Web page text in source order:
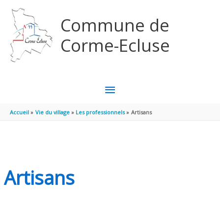
Commune de
Corme-Ecluse
MENU
PRINCIPAL
Accueil Vie du village Les professionnels Artisans
Artisans